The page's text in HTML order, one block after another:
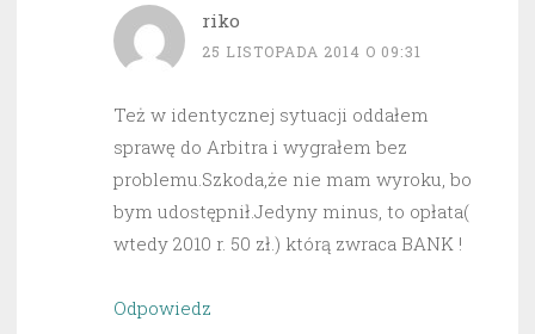
riko
25 LISTOPADA 2014 O 09:31
Też w identycznej sytuacji oddałem
sprawę do Arbitra i wygrałem bez
problemu.Szkoda,że nie mam wyroku, bo
bym udostępnił.Jedyny minus, to opłata(
wtedy 2010 r. 50 zł.) którą zwraca BANK !
Odpowiedz